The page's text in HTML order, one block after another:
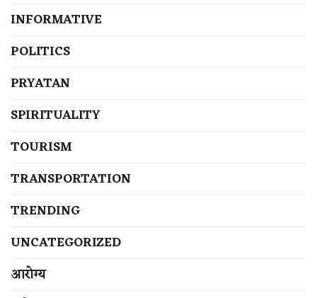
INFORMATIVE
POLITICS
PRYATAN
SPIRITUALITY
TOURISM
TRANSPORTATION
TRENDING
UNCATEGORIZED
आरोग्य